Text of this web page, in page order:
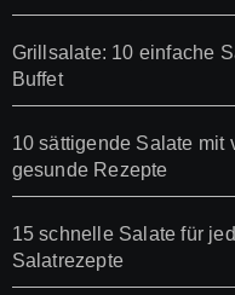
Grillsalate: 10 einfache
Buffet
10 sättigende Salate mit
gesunde Rezepte
15 schnelle Salate für
Salatrezepte